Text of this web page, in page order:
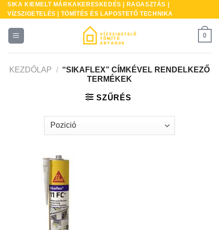
Skip
to
content
SIKA KIEMELT MÁRKAKERESKEDÉS | RAGASZTÁS |
VÍZSZIGETELÉS | TÖMÍTÉS ÉS LAPOSTETŐ TECHNIKA
0
KEZDŐLAP / “SIKAFLEX” CÍMKÉVEL RENDELKEZŐ
TERMÉKEK
SZŰRÉS